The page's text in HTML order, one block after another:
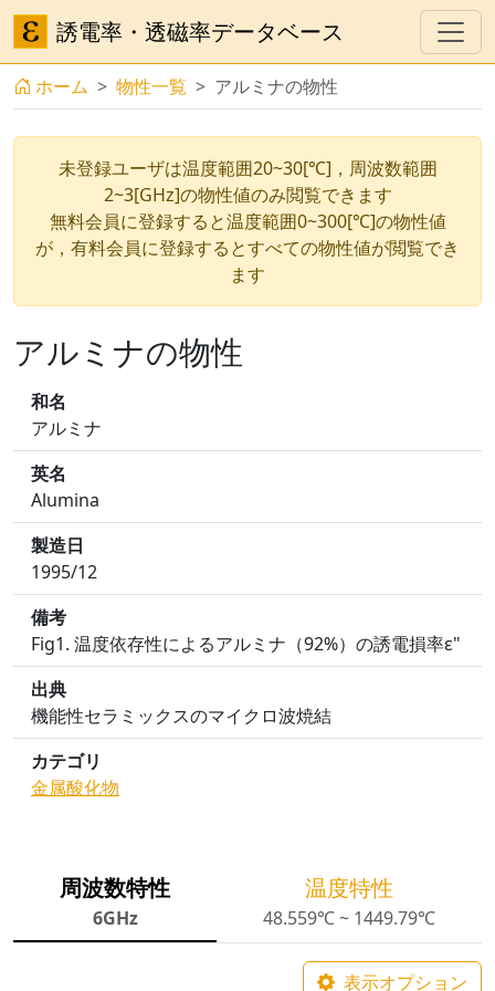
誘電率・透磁率データベース
ホーム 物性一覧 アルミナの物性
未登録ユーザは温度範囲20~30[℃]，周波数範囲
2~3[GHz]の物性値のみ閲覧できます
無料会員に登録すると温度範囲0~300[℃]の物性値
が，有料会員に登録するとすべての物性値が閲覧でき
ます
アルミナの物性
和名
アルミナ
英名
Alumina
製造日
1995/12
備考
Fig1. 温度依存性によるアルミナ（92%）の誘電損率ε"
出典
機能性セラミックスのマイクロ波焼結
カテゴリ
金属酸化物
周波数特性
6GHz
温度特性
48.559℃ ~ 1449.79℃
表示オプション